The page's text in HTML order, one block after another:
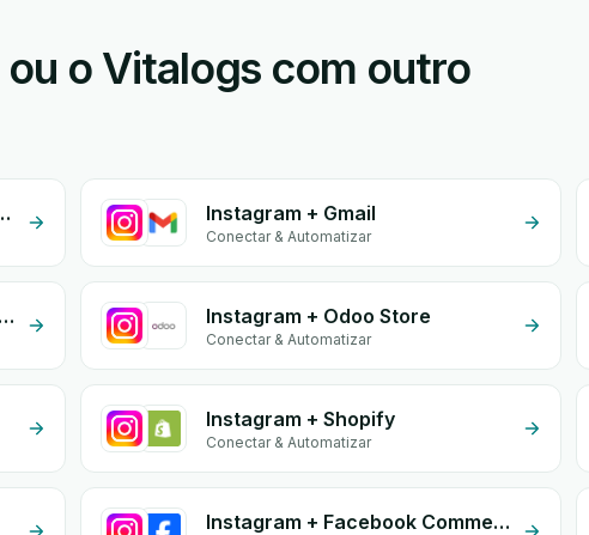
o Vitalogs com outro
API (CAPI) Instagram + Gmail
Conectar & Automatizar
Instagram + Google Form Integration Instagram + Odoo Store
Conectar & Automatizar
Instagram + Shopify
Conectar & Automatizar
Instagram + Facebook Commerce